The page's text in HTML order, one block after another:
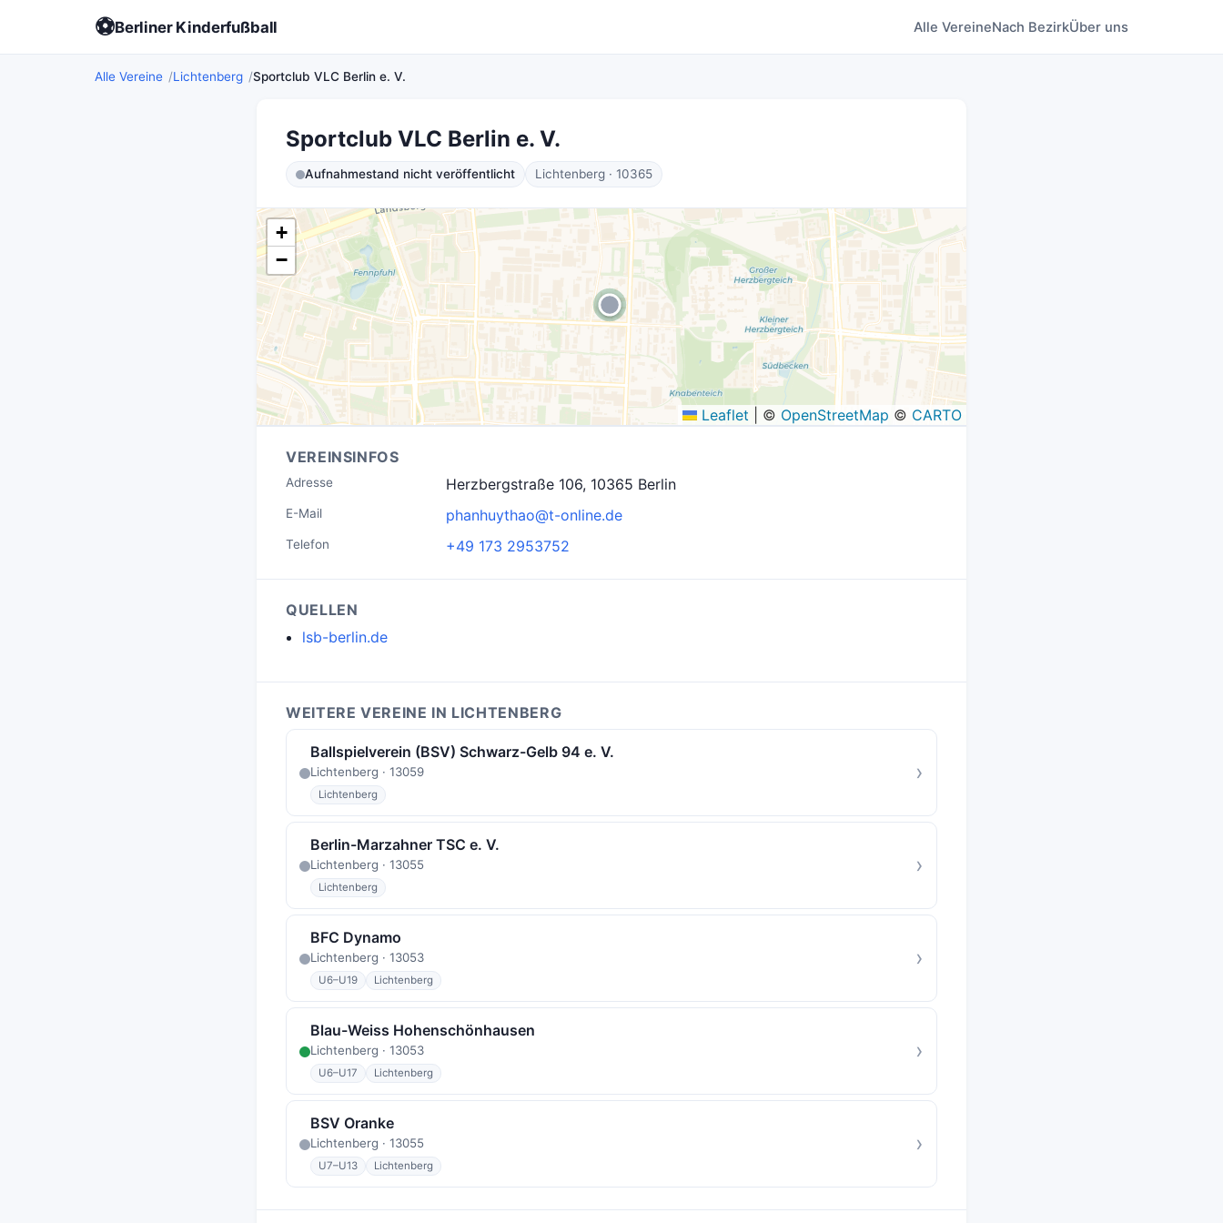
⚽Berliner Kinderfußball Alle VereineNach BezirkÜber uns
Alle Vereine Lichtenberg Sportclub VLC Berlin e. V.
Sportclub VLC Berlin e. V.
Aufnahmestand nicht veröffentlicht Lichtenberg · 10365
+
−
Leaflet © OpenStreetMap © CARTO
VEREINSINFOS
Adresse Herzbergstraße 106, 10365 Berlin
E-Mail phanhuythao@t-online.de
Telefon +49 173 2953752
QUELLEN
lsb-berlin.de
WEITERE VEREINE IN LICHTENBERG
Ballspielverein (BSV) Schwarz-Gelb 94 e. V.
Lichtenberg · 13059
Lichtenberg
›
Berlin-Marzahner TSC e. V.
Lichtenberg · 13055
Lichtenberg
›
BFC Dynamo
Lichtenberg · 13053
U6–U19 Lichtenberg
›
Blau-Weiss Hohenschönhausen
Lichtenberg · 13053
U6–U17 Lichtenberg
›
BSV Oranke
Lichtenberg · 13055
U7–U13 Lichtenberg
›